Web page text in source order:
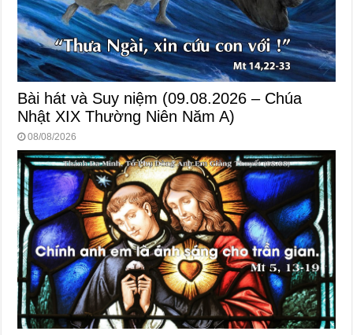
Bài hát và Suy niệm (09.08.2026 – Chúa
Nhật XIX Thường Niên Năm A)
08/08/2026